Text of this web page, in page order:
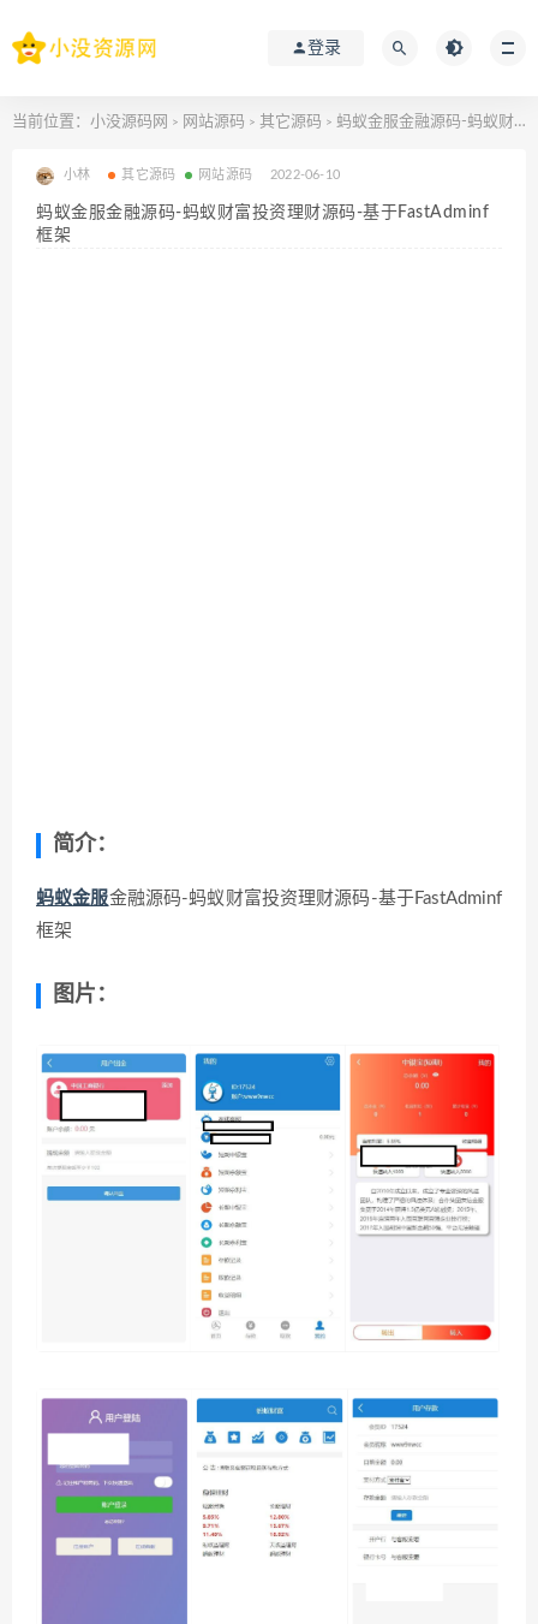
登录
当前位置： 小没源码网 > 网站源码 > 其它源码 > 蚂蚁金服金融源码-蚂蚁财富投资理财源码-基于FastAdminf 框架
小林 其它源码 网站源码 2022-06-10
蚂蚁金服金融源码-蚂蚁财富投资理财源码-基于FastAdminf
框架
简介：
蚂蚁金服金融源码-蚂蚁财富投资理财源码-基于FastAdminf
框架
图片：